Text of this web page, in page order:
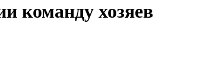
команду хозяев